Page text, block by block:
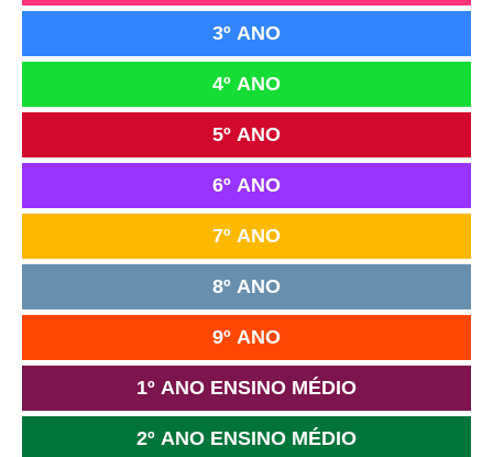
3º ANO
4º ANO
5º ANO
6º ANO
7º ANO
8º ANO
9º ANO
1º ANO ENSINO MÉDIO
2º ANO ENSINO MÉDIO